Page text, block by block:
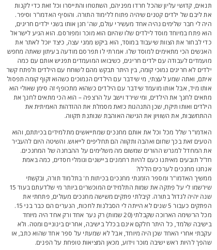
קדושי עליון שהכל חרדו מפניהם, השתטחו והתייסרו וכל זאת כדי לקנות
ליבם של ילדים קטנים שיהיה פתוח ללימוד התורה. והוסיף האדמו"ר וסיפר.
לי חבר שלימים נהיה אחד מעשירי עולם, שה' חנן אותו בשני ילדים חריגים,
פתח במיוחד מוסד לילדים שלו שהיום הוא מוכר ומפורסם. הוא הגיע לישראל
לבחור את הצוות שיעבוד במוסד, הוא ביקש ממני עצה, כיצד יוכל לאתר את
הכי מתאימים למוסד שלו. אמרתי לו תפרסם מודעה בעיתון שאתה מחפש
לעבודה עם ילדים חריגים, כשיבואו המועמדים תפגיש אותם עם כמה
לא חריגים נמוכי קומה, בין היתר תבקש מהם לשוחח עם הילדים ולפתח קשר
ואתה שמע לעצתי, מי שידבר עם הילדים הנמוכים כשהוא זקוף קומה תפסול
מיד, אבל אותו מועמד שידבר עם הילדים כשהוא מתכופף זה סימן שאולי הוא
לחנך את הילדים, ומי שירד וישב על הרצפה – הוא הכי מתאים לחנך את
ואותו תיקח, שכן התנהגות כזאת מסמלת את ההזדהות האמיתית את
את השִוויון את הגישה האוהבת שנותנת תקווה.
שלל מכל וכל את אותם מחנכים שמתייאשים מתלמידים בכיתתם, והוא
זאת בכך שחום ואהבה ותקווה הם תחליפים לייאוש. והשיטה היום להעביר
המחדל למגרש ההורים שמשום מה משלימים על ההבחנה של המחנכים.
תובעים מאיתנו כעם להיות רחמנים ביישנים וגומלי חסדים, כמה באמת
מחנכים לערכים הללו?
האדמו"ר ומספר הזמנתי מחנכים בכיתות ח' בתלמוד תורה, ובקשתי
שירשמו לי על פִתקה את שמות התלמידים המוכשרים ביותר מי שלדעתם בעוד 15
יהיה לגדול בתורה. קיבלתי פתקים משישה מחנכים מעולים, פתחתי את
הפתקים כעבור 5 שנים לא הייתה לי הסבלנות לחכות, הנערים הם כבר בני 15.
מכל הרשימה הארוכה שקבלתי (20 שמות) רק נער אחד ורק אחד היה מיוחד
שלמד, כל היתר חלקם אינם בכלל בישיבה, אחרים בינוניים ומטה. ולא
אחרי האחד שכן היה מיוחד, אבל לא שמעתי על ספר אחד שהוא כתב, או
להיות ראש ישיבה מוכר וידוע, מכאן המציאות טופחת על הפנים.